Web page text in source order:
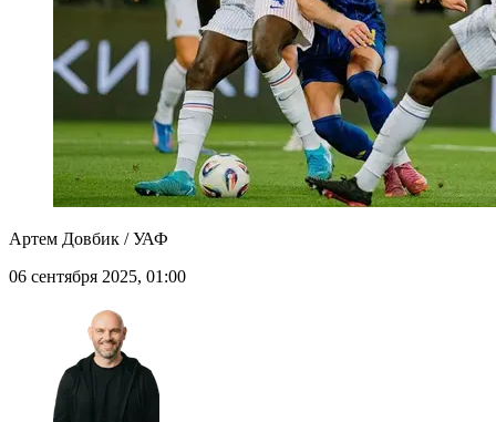
Артем Довбик / УАФ
06 сентября 2025, 01:00